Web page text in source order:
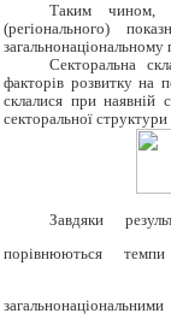
Таким чином,
(регіонального)
загальнонаціональному
Секторальна
факторів розвитку на
склалися при наявній
секторальної
Завдяки
порівнюються
загальнонаціональними